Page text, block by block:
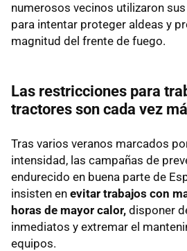
numerosos vecinos utilizaron
para intentar proteger aldeas y
magnitud del frente de fuego.
Las restricciones para
tractores son cada vez
Tras varios veranos marcados
intensidad, las campañas de
endurecido en buena parte de
insisten en evitar trabajos con
horas de mayor calor, disponer
inmediatos y extremar el
equipos.